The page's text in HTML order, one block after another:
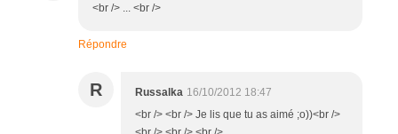
<br /> ... <br />
Répondre
R Russalka 16/10/2012 18:47
<br /> <br /> Je lis que tu as aimé ;o))<br />